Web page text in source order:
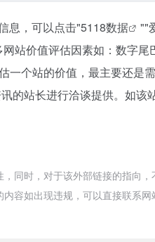
息，可以点击"5118数据 ""
站价值评估因素如：数字尾
一个站的价值，最主要还是需
的站长进行洽谈提供。如该
同时，对于该外部链接的指向，
容如出现违规，可以直接联系网